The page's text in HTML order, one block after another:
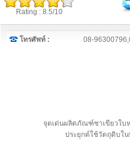
Rating : 8.5/10
โทรศัพท์ : 08-
จุดเด่นผลิตภัณฑ์ชาเขียวใบ
ประยุกต์ใช้วัตถุดิบใ